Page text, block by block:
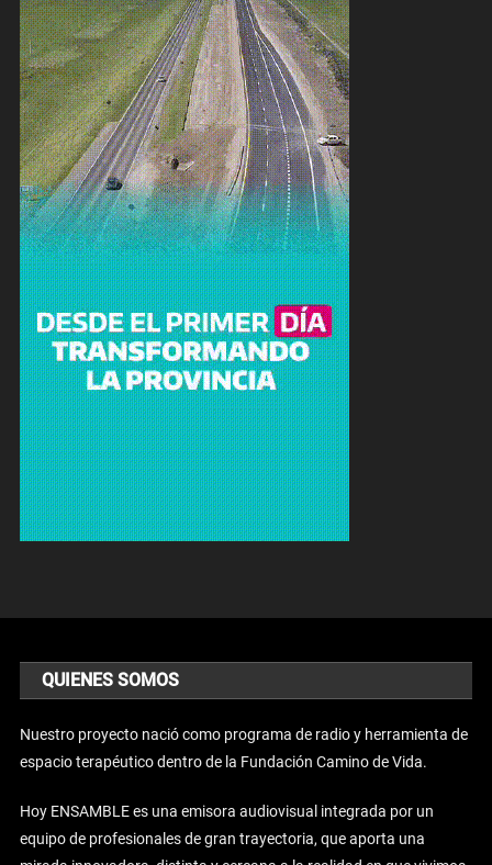
QUIENES SOMOS
Nuestro proyecto nació como programa de radio y herramienta de
espacio terapéutico dentro de la Fundación Camino de Vida.
Hoy ENSAMBLE es una emisora audiovisual integrada por un
equipo de profesionales de gran trayectoria, que aporta una